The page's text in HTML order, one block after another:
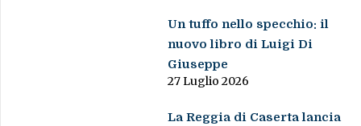
Un tuffo nello specchio: il
nuovo libro di Luigi Di
Giuseppe
27 Luglio 2026
La Reggia di Caserta lancia